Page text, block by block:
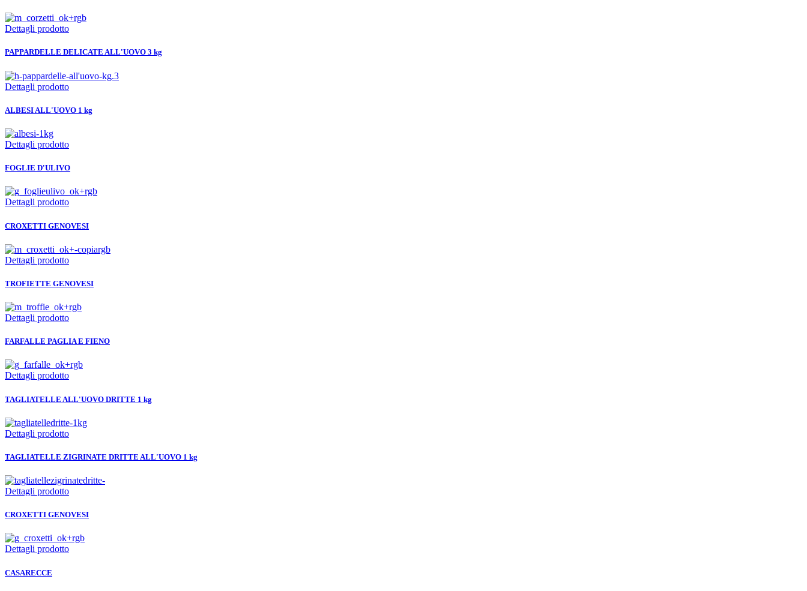
Dettagli prodotto
PAPPARDELLE DELICATE ALL'UOVO 3 kg
Dettagli prodotto
ALBESI ALL'UOVO 1 kg
Dettagli prodotto
FOGLIE D'ULIVO
Dettagli prodotto
CROXETTI GENOVESI
Dettagli prodotto
TROFIETTE GENOVESI
Dettagli prodotto
FARFALLE PAGLIA E FIENO
Dettagli prodotto
TAGLIATELLE ALL'UOVO DRITTE 1 kg
Dettagli prodotto
TAGLIATELLE ZIGRINATE DRITTE ALL'UOVO 1 kg
Dettagli prodotto
CROXETTI GENOVESI
Dettagli prodotto
CASARECCE